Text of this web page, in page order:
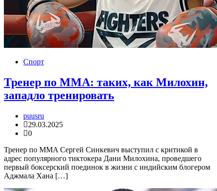
Спорт
Тренер по MMA: таких, как Милохин,
западло тренировать
puusru
29.03.2025
0
Тренер по MMA Сергей Синкевич выступил с критикой в
адрес популярного тиктокера Дани Милохина, проведшего
первый боксерский поединок в жизни с индийским блогером
Аджмала Хана […]